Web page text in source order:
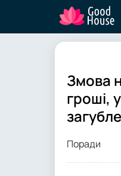
Змова
гроші,
Поради